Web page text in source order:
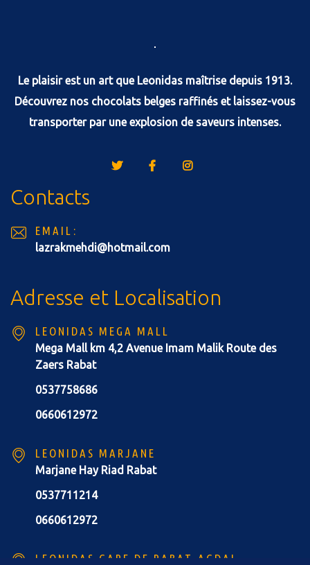
Le plaisir est un art que Leonidas maîtrise depuis 1913.
Découvrez nos chocolats belges raffinés et laissez-vous
transporter par une explosion de saveurs intenses.
Contacts
EMAIL:
lazrakmehdi@hotmail.com
Adresse et Localisation
LEONIDAS MEGA MALL
Mega Mall km 4,2 Avenue Imam Malik Route des
Zaers Rabat
0537758686
0660612972
LEONIDAS MARJANE
Marjane Hay Riad Rabat
0537711214
0660612972
LEONIDAS GARE DE RABAT-AGDAL